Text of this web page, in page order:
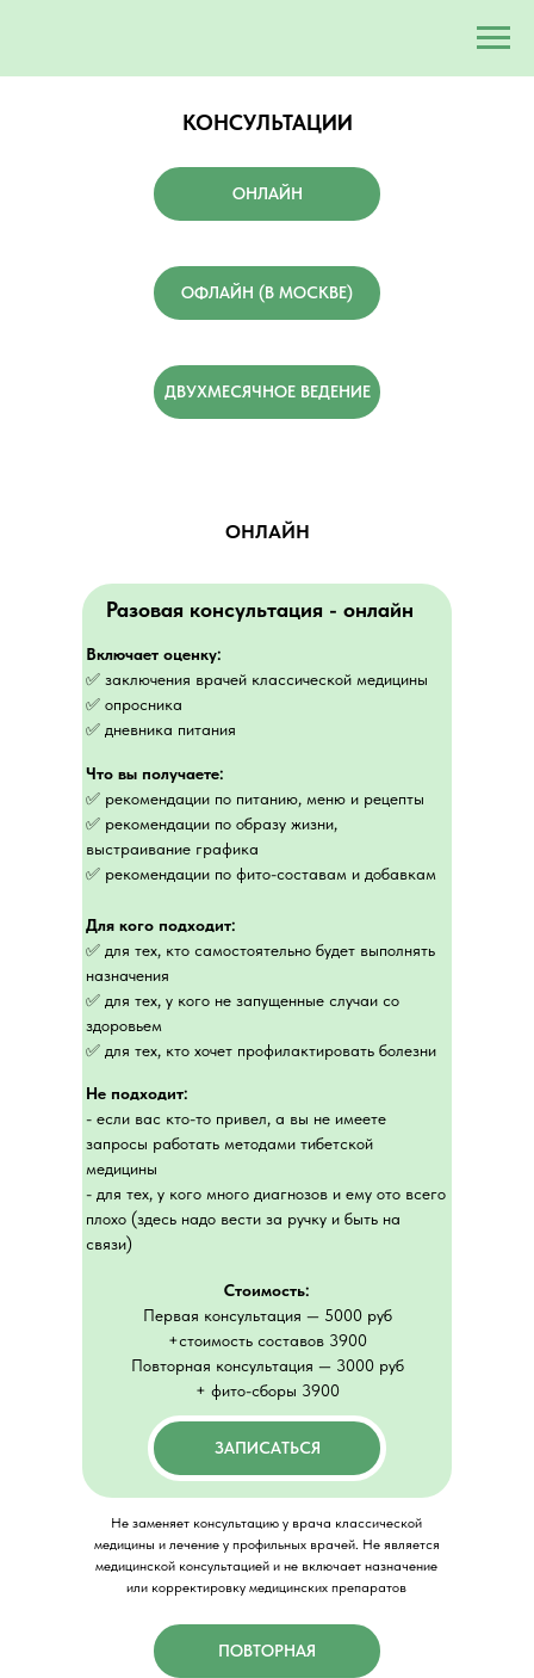
КОНСУЛЬТАЦИИ
ОНЛАЙН
ОФЛАЙН (В МОСКВЕ)
ДВУХМЕСЯЧНОЕ ВЕДЕНИЕ
ОНЛАЙН
Разовая консультация - онлайн
Включает оценку:
✅ заключения врачей классической медицины
✅ опросника
✅ дневника питания
Что вы получаете:
✅ рекомендации по питанию, меню и рецепты
✅ рекомендации по образу жизни,
выстраивание графика
✅ рекомендации по фито-составам и добавкам
Не подходит:
- если вас кто-то привел, а вы не имеете
запросы работать методами тибетской
медицины
- для тех, у кого много диагнозов и ему ото всего
плохо (здесь надо вести за ручку и быть на
связи)
Для кого подходит:
✅ для тех, кто самостоятельно будет выполнять
назначения
✅ для тех, у кого не запущенные случаи со
здоровьем
✅ для тех, кто хочет профилактировать болезни
Стоимость:
Первая консультация — 5000 руб
+стоимость составов 3900
Повторная консультация — 3000 руб
+ фито-сборы 3900
ЗАПИСАТЬСЯ
ПОВТОРНАЯ
Не заменяет консультацию у врача классической
медицины и лечение у профильных врачей. Не является
медицинской консультацией и не включает назначение
или корректировку медицинских препаратов